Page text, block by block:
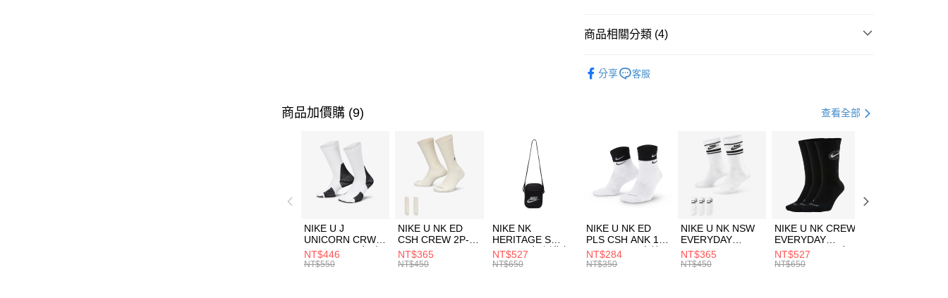
聯邦商業銀行
台新國際商業銀行
【關於「AFTEE先享後付」】
３．安心：先確認商品／服務後，再付款。
【「AFTEE先享後付」結帳流程】
１．於結帳方式選擇「AFTEE先享後付」後，將跳轉至「AFTEE先享後
付」結帳頁面，進行簡訊認證並確認金額後，即可完成結帳。
２．訂單成立數日內，您將收到繳費通知簡訊。
３．收到繳費通知簡訊後14天內，點擊此簡訊中的連結，可透過四大超商
／ATM／網路銀行／等多元方式進行付款，方視為交易完成。
※ 請注意：結帳手續完成當下不需立刻繳費，但若您需要取消訂單，請聯
絡購買商品的店家。未經商家同意取消之訂單仍視為有效，需透過AFTEE
先享後付繳納相關費用。
每筆NT$100，滿NT$1,500(含以上)免運費
每筆NT$100，滿NT$1,500(含以上)免運費
付款後門市自取
每筆NT$100，滿NT$1,500(含以上)免運費
商品相關分類 (4)
分享 客服
商品加價購 (9) 查看全部
NIKE U J
UNICORN CRW
1PR -160 男女 中
統襪 FZ3393100
NT$446
NT$550
NIKE U NK ED
CSH CREW 2P-
144 EMBRDY 男
女 短統襪
NT$365
NT$450
NIKE NK
HERITAGE S
SMIT 男女 側背包
BA5871010
NT$527
NT$650
NIKE U NK ED
PLS CSH ANK 1P
144 DBL 男 中統
襪 DH4058104
NT$284
NT$350
NIKE U NK NSW
EVERYDAY
ESSENTIAL CR
男女 短統襪
NT$365
NT$450
NIKE U NK CREW
EVERYDAY
BBALL 3PR 男女
長統襪
NT$527
NT$650